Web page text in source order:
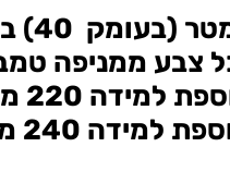
ממניפה טמבור/
למידה 220 מטר - 300 ש"ח
למידה 240 מטר- 500 ש"ח